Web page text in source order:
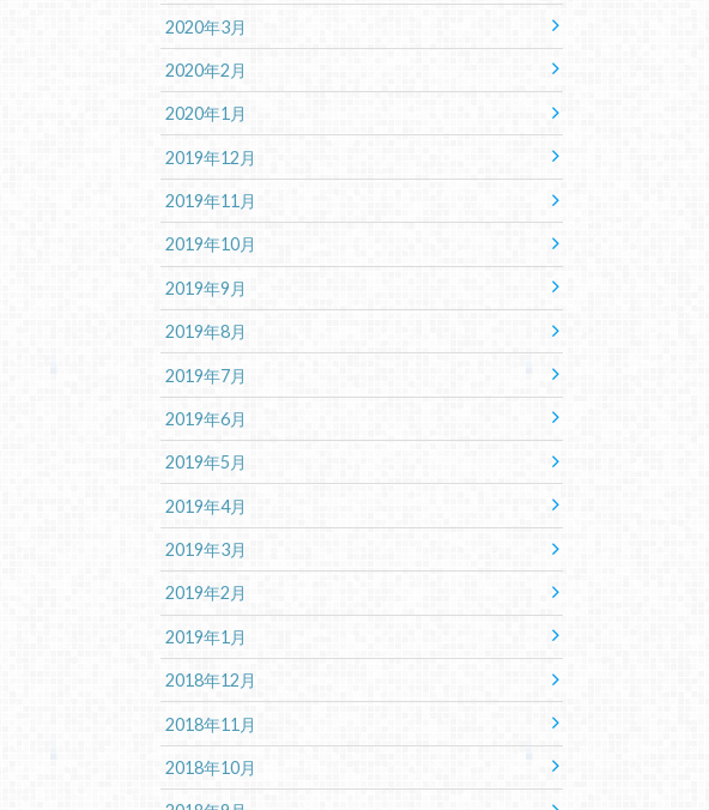
2020年3月
2020年2月
2020年1月
2019年12月
2019年11月
2019年10月
2019年9月
2019年8月
2019年7月
2019年6月
2019年5月
2019年4月
2019年3月
2019年2月
2019年1月
2018年12月
2018年11月
2018年10月